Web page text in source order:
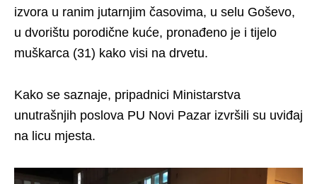
izvora u ranim jutarnjim časovima, u selu Goševo,
u dvorištu porodične kuće, pronađeno je i tijelo
muškarca (31) kako visi na drvetu.
Kako se saznaje, pripadnici Ministarstva
unutrašnjih poslova PU Novi Pazar izvršili su uviđaj
na licu mjesta.